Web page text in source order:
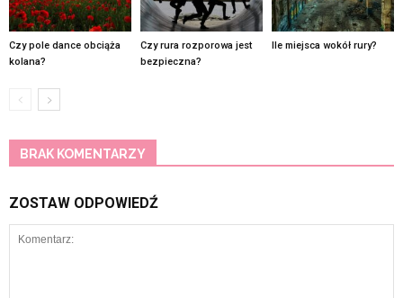
Czy pole dance obciąża
kolana?
Czy rura rozporowa jest
bezpieczna?
Ile miejsca wokół rury?
BRAK KOMENTARZY
ZOSTAW ODPOWIEDŹ